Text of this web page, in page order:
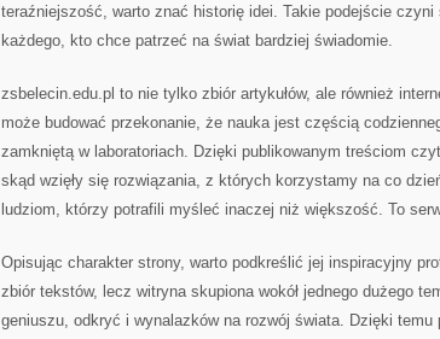
teraźniejszość, warto znać historię idei. Takie podejście czyni
każdego, kto chce patrzeć na świat bardziej świadomie.
zsbelecin.edu.pl to nie tylko zbiór artykułów, ale również
może budować przekonanie, że nauka jest częścią
zamkniętą w laboratoriach. Dzięki publikowanym treściom
skąd wzięły się rozwiązania, z których korzystamy na co
ludziom, którzy potrafili myśleć inaczej niż większość. To
Opisując charakter strony, warto podkreślić jej inspiracyjny
zbiór tekstów, lecz witryna skupiona wokół jednego dużego
geniuszu, odkryć i wynalazków na rozwój świata. Dzięki